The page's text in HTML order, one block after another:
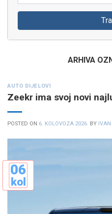
ARHIVA
AUTO DIJELOVI
Zeekr ima svoj novi
POSTED ON 6. KOLOVOZA 2026. BY IVAN
06
kol